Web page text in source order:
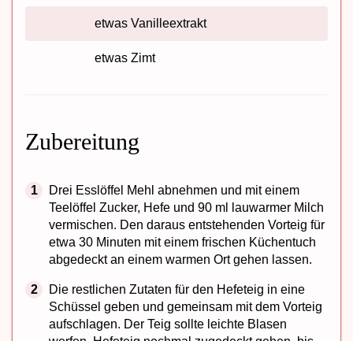
etwas Vanilleextrakt
etwas Zimt
Zubereitung
Drei Esslöffel Mehl abnehmen und mit einem
Teelöffel Zucker, Hefe und 90 ml lauwarmer Milch
vermischen. Den daraus entstehenden Vorteig für
etwa 30 Minuten mit einem frischen Küchentuch
abgedeckt an einem warmen Ort gehen lassen.
Die restlichen Zutaten für den Hefeteig in eine
Schüssel geben und gemeinsam mit dem Vorteig
aufschlagen. Der Teig sollte leichte Blasen